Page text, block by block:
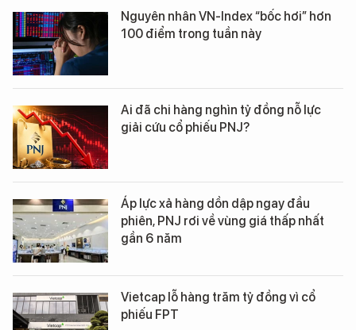
Nguyên nhân VN-Index “bốc hơi” hơn
100 điểm trong tuần này
Ai đã chi hàng nghìn tỷ đồng nỗ lực
giải cứu cổ phiếu PNJ?
Áp lực xả hàng dồn dập ngay đầu
phiên, PNJ rơi về vùng giá thấp nhất
gần 6 năm
Vietcap lỗ hàng trăm tỷ đồng vì cổ
phiếu FPT